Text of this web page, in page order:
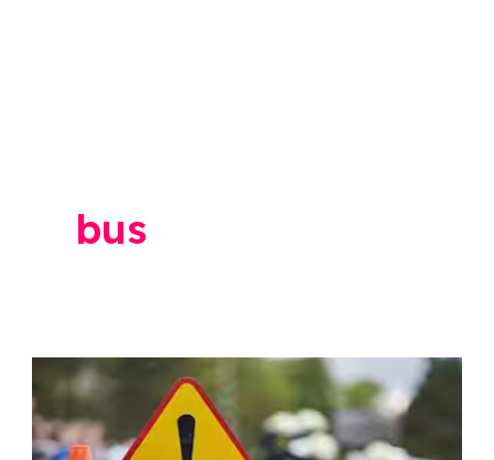
bus
Ahilyanagar
Accident:
मुरबाडमध्ये